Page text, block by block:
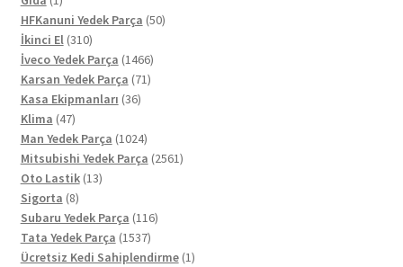
ürün
HFKanuni Yedek Parça 5050
İkinci El 310310
ürün
İveco Yedek Parça 14661466
ürün
Karsan Yedek Parça 7171
Kasa Ekipmanları 3636
Klima 4747
ürün
Man Yedek Parça 10241024
ürün
Mitsubishi Yedek Parça 25612561
Oto Lastik 1313
Sigorta 88
ürün
Subaru Yedek Parça 116116
Tata Yedek Parça 15371537
ürün
Ücretsiz Kedi Sahiplendirme 11